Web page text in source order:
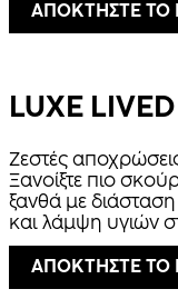
ΑΠΟΚΤΗΣΤΕ ΤΟ
LUXE
Ζεστές
Ξανοίξτε πιο
ξανθά με
και λάμψη υγιών
ΑΠΟΚΤΗΣΤΕ ΤΟ